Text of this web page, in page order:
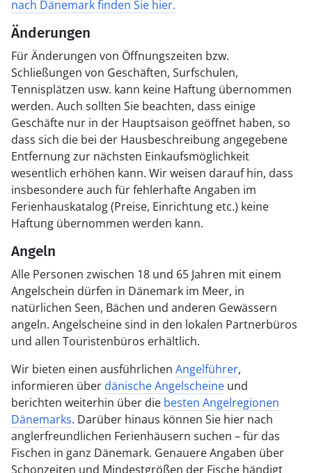
nach Dänemark finden Sie hier.
Änderungen
Für Änderungen von Öffnungszeiten bzw.
Schließungen von Geschäften, Surfschulen,
Tennisplätzen usw. kann keine Haftung übernommen
werden. Auch sollten Sie beachten, dass einige
Geschäfte nur in der Hauptsaison geöffnet haben, so
dass sich die bei der Hausbeschreibung angegebene
Entfernung zur nächsten Einkaufsmöglichkeit
wesentlich erhöhen kann. Wir weisen darauf hin, dass
insbesondere auch für fehlerhafte Angaben im
Ferienhauskatalog (Preise, Einrichtung etc.) keine
Haftung übernommen werden kann.
Angeln
Alle Personen zwischen 18 und 65 Jahren mit einem
Angelschein dürfen in Dänemark im Meer, in
natürlichen Seen, Bächen und anderen Gewässern
angeln. Angelscheine sind in den lokalen Partnerbüros
und allen Touristenbüros erhältlich.
Wir bieten einen ausführlichen Angelführer,
informieren über dänische Angelscheine und
berichten weiterhin über die besten Angelregionen
Dänemarks. Darüber hinaus können Sie hier nach
anglerfreundlichen Ferienhäusern suchen – für das
Fischen in ganz Dänemark. Genauere Angaben über
Schonzeiten und Mindestgrößen der Fische händigt